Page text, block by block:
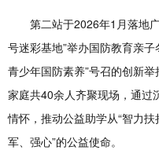
第二站于2026年1月落地
号迷彩基地”举办国防教育亲
青少年国防素养”号召的创新
家庭共40余人齐聚现场，通过
情怀，推动公益助学从“智力扶
军、强心”的公益使命。